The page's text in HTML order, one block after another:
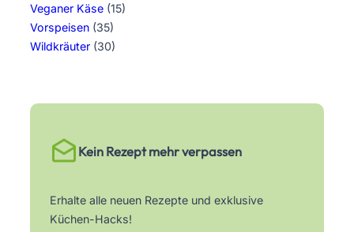
Veganer Käse (15)
Vorspeisen (35)
Wildkräuter (30)
Kein Rezept mehr verpassen
Erhalte alle neuen Rezepte und exklusive
Küchen-Hacks!